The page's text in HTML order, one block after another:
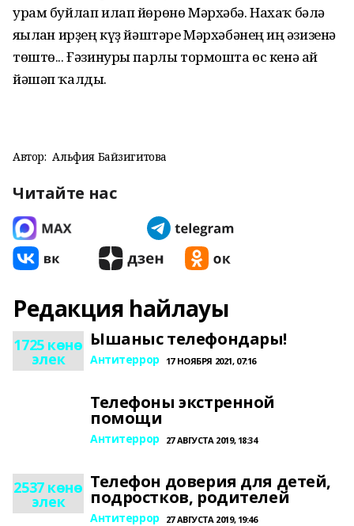
урам буйлап илап йөрөнө Мәрхәбә. Нахаҡ бәлә
яғылған ирҙең күҙ йәштәре Мәрхәбәнең иң ғәзизенә
төштө... Ғәзинуры парлы тормошта өс кенә ай
йәшәп ҡалды.
Автор: Альфия Байзигитова
Читайте нас
Редакция һайлауы
1725 көнө
элек
Ышаныс телефондары!
Антитеррор 17 НОЯБРЯ 2021, 07:16
Телефоны экстренной
помощи
Антитеррор 27 АВГУСТА 2019, 18:34
2537 көнө
элек
Телефон доверия для детей,
подростков, родителей
Антитеррор 27 АВГУСТА 2019, 19:46